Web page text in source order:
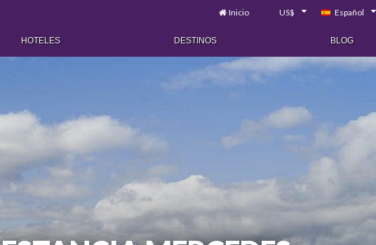
Inicio US$ Español
HOTELES DESTINOS BLOG